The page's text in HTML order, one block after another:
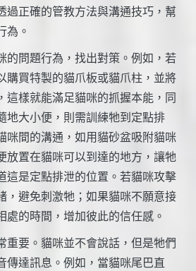
過正確的管教方法與溝通技巧，幫
為。
的問題行為，找出對策。例如，若
購買特製的貓爪板或貓爪柱，並將
這樣就能滿足貓咪的抓握本能，同
地大小便，則需訓練牠到定點排
咪間的溝通，如用貓砂盆吸附貓咪
放置在貓咪可以到達的地方，讓牠
這是定點排泄的位置。若貓咪攻擊
，避免刺激牠；如果貓咪不願意接
處的時間，增加彼此的信任感。
重要。貓咪並不會說話，但是牠們
傳達訊息。例如，當貓咪尾巴直